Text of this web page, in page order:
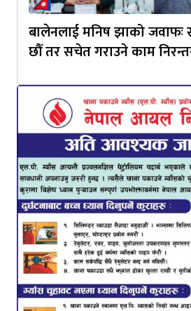
बालेनलाई मनिष झाको जवाफः
छौँ तर सचेत गराउने काम